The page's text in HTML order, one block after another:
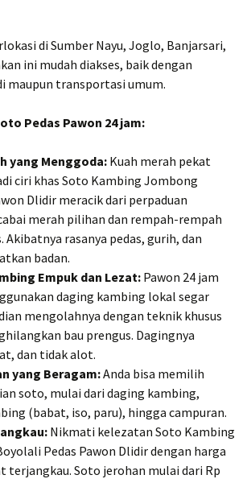
di Sumber Nayu, Joglo, Banjarsari,
ini mudah diakses, baik dengan
maupun transportasi umum.
Pedas Pawon 24 jam:
yang Menggoda: Kuah merah pekat
ciri khas Soto Kambing Jombong
Dlidir meracik dari perpaduan
merah pilihan dan rempah-rempah
Akibatnya rasanya pedas, gurih, dan
badan.
Empuk dan Lezat: Pawon 24 jam
daging kambing lokal segar
mengolahnya dengan teknik khusus
bau prengus. Dagingnya
dan tidak alot.
yang Beragam:Anda bisa memilih
soto, mulai dari daging kambing,
(babat, iso, paru), hingga campuran.
Nikmati kelezatan Soto Kambing
Pedas Pawon Dlidir dengan harga
terjangkau. Soto jerohan mulai dari Rp